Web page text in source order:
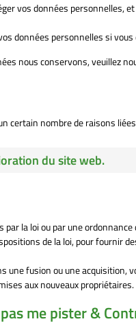
vos données personnelles,
données personnelles si
nous conservons, veuillez
certain nombre de raisons
du site web.
la loi ou par une ordonnance
de la loi, pour fournir
une fusion ou une acquisition,
aux nouveaux propriétaires.
me pister &